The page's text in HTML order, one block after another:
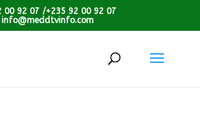
00 92 07 /+235 92 00 92 07
info@meddtvinfo.com